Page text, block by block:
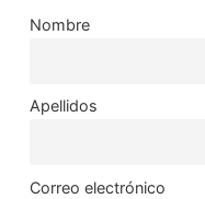
Nombre
Apellidos
Correo electrónico